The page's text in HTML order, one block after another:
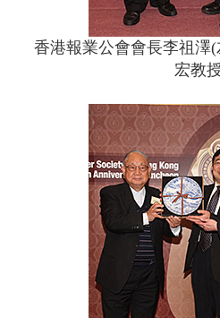
香港報業公會會長李祖澤
宏教